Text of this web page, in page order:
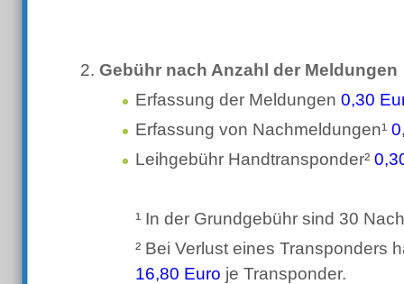
Gebühr nach Anzahl der Meldungen
Erfassung der Meldungen 0,30
Erfassung von Nachmeldungen¹
Leihgebühr Handtransponder²
¹ In der Grundgebühr sind 30
² Bei Verlust eines Transponders
16,80 Euro je Transponder.